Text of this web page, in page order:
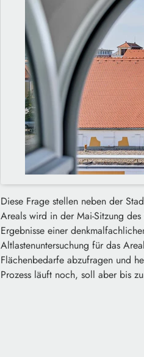
Diese Frage stellen neben der
Areals wird in der Mai-Sitzung
Ergebnisse einer
Altlastenuntersuchung für das
Flächenbedarfe abzufragen und
Prozess läuft noch, soll aber bis